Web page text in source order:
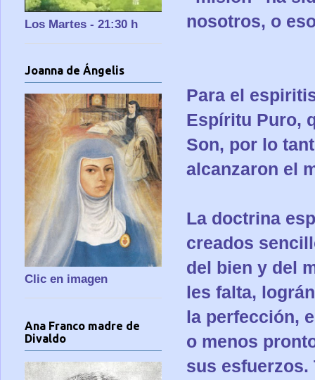
nosotros, o
Para el
Espíritu Puro,
Son, por lo
alcanzaron el
La doctrina
creados
del bien y del
les falta,
la perfección,
o menos
sus esfuerzos.
Los Martes - 21:30 h
Joanna de Ángelis
Clic en imagen
Ana Franco madre de
Divaldo